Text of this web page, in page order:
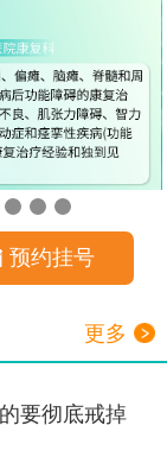
预约挂号
更多
要彻底戒掉